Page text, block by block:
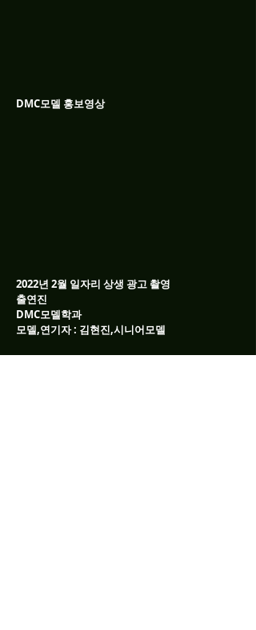
DMC모델 홍보영상
2022년 2월 일자리 상생 광고 촬영
출연진
DMC모델학과
모델,연기자 : 김현진,시니어모델